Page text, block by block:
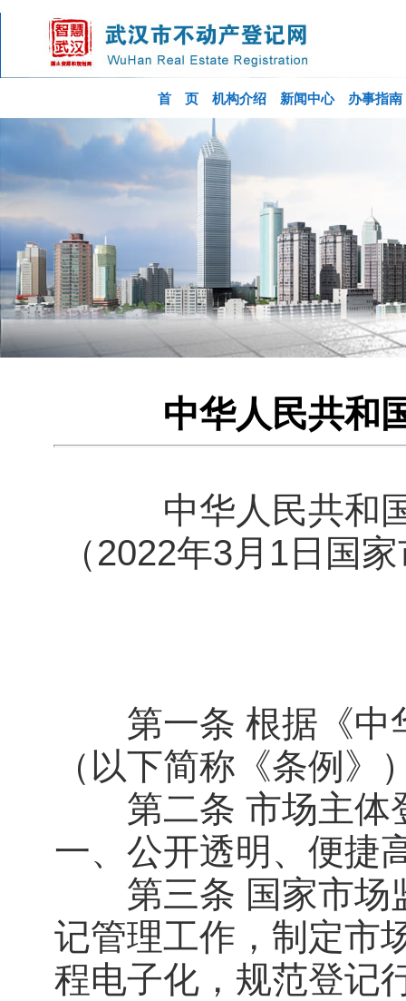
首 页 机构介绍 新闻中心 办事指南
中华人民共和
中华人民共和
（2022年3月1日国
第一条 根据《中
（以下简称《条例
第二条 市场主体
一、公开透明、便捷
第三条 国家市场
记管理工作，制定市
程电子化，规范登记